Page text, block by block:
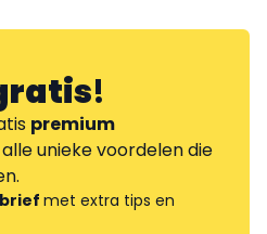
!
premium
unieke voordelen die
met extra tips en